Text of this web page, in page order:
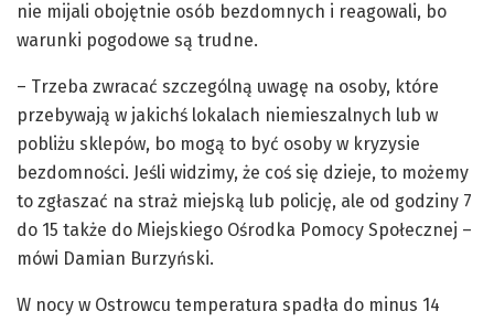
nie mijali obojętnie osób bezdomnych i reagowali, bo
warunki pogodowe są trudne.
– Trzeba zwracać szczególną uwagę na osoby, które
przebywają w jakichś lokalach niemieszalnych lub w
pobliżu sklepów, bo mogą to być osoby w kryzysie
bezdomności. Jeśli widzimy, że coś się dzieje, to możemy
to zgłaszać na straż miejską lub policję, ale od godziny 7
do 15 także do Miejskiego Ośrodka Pomocy Społecznej –
mówi Damian Burzyński.
W nocy w Ostrowcu temperatura spadła do minus 14